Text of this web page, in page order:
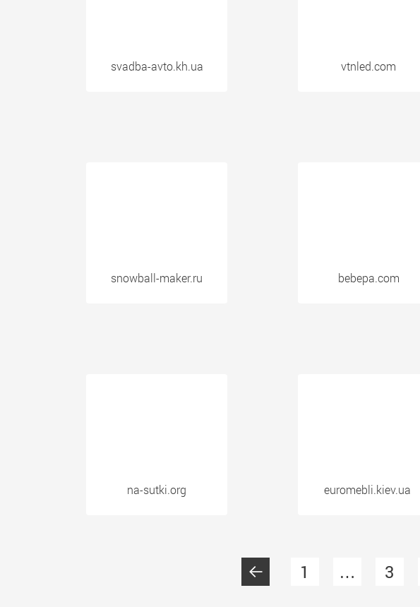
svadba-avto.kh.ua vtnled.com
snowball-maker.ru bebepa.com
na-sutki.org euromebli.kiev.ua
1 … 3